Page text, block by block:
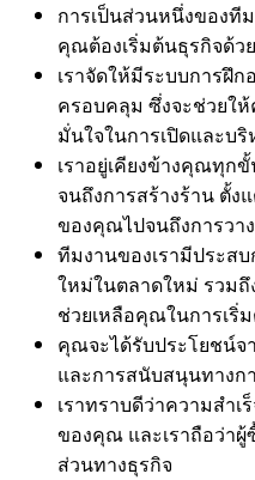
การเป็นส่วนหนึ่งของที
คุณต้องเริ่มต้นธุรกิจด้ว
เราจัดให้มีระบบการฝึ
ครอบคลุม ซึ่งจะช่วยใ
มั่นใจในการเปิดและบ
เราอยู่เคียงข้างคุณทุก
จนถึงการสร้างร้าน ตั้
ของคุณไปจนถึงการวา
ทีมงานของเรามีประส
ใหม่ในตลาดใหม่ รวม
ช่วยเหลือคุณในการเริ่
คุณจะได้รับประโยชน์จ
และการสนับสนุนทางก
เราทราบดีว่าความสำเ
ของคุณ และเราถือว่า
ส่วนทางธุรกิจ